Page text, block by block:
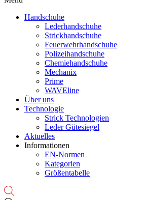
Handschuhe
Lederhandschuhe
Strickhandschuhe
Feuerwehrhandschuhe
Polizeihandschuhe
Chemiehandschuhe
Mechanix
Prime
WAVEline
Über uns
Technologie
Strick Technologien
Leder Gütesiegel
Aktuelles
Informationen
EN-Normen
Kategorien
Größentabelle